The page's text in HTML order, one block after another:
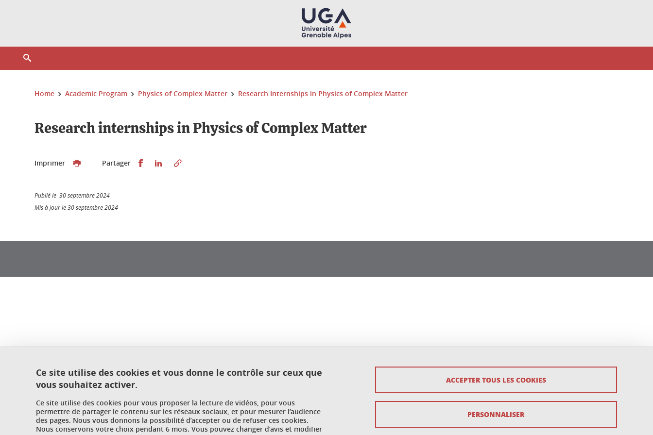
Vous êtes ici :
Home Academic Program Physics of Complex Matter Research Internships in Physics of Complex Matter
Research internships in Physics of Complex Matter
Imprimer Partager Partager sur Facebook
Partager sur LinkedIn
Publié le 30 septembre 2024
Mis à jour le 30 septembre 2024
Ce site utilise des cookies et vous donne le contrôle sur ceux que
vous souhaitez activer.
Ce site utilise des cookies pour vous proposer la lecture de vidéos, pour vous
permettre de partager le contenu sur les réseaux sociaux, et pour mesurer l’audience
des pages. Nous vous donnons la possibilité d’accepter ou de refuser ces cookies.
Nous conservons votre choix pendant 6 mois. Vous pouvez changer d’avis et modifier
ACCEPTER TOUS LES COOKIES
PERSONNALISER